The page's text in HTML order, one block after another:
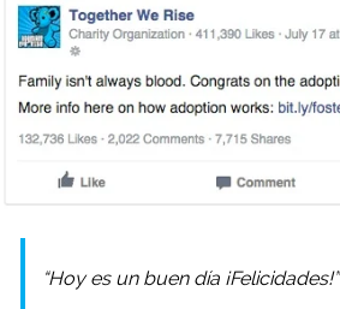
“Hoy es un buen día ¡Felicidades!”